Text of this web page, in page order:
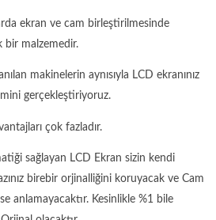
ekran ve cam birleştirilmesinde
bir malzemedir.
makinelerin aynısıyla LCD ekranınız
gerçekleştiriyoruz.
çok fazladır.
sağlayan LCD Ekran sizin kendi
birebir orjinalliğini koruyacak ve Cam
anlamayacaktır. Kesinlikle %1 bile